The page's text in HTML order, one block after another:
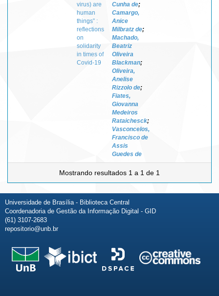
virus) are
human
things” :
reflections
on
solidarity
in times of
Covid-19
Cunha de;
Camargo,
Anice
Milbratz de;
Machado,
Beatriz
Oliveira
Blackman;
Oliveira,
Anelise
Rizzolo de;
Fiates,
Giovanna
Medeiros
Rataichesck;
Vasconcelos,
Francisco de
Assis
Guedes de
Mostrando resultados 1 a 1 de 1
Universidade de Brasília - Biblioteca Central
Coordenadoria de Gestão da Informação Digital - GID
(61) 3107-2683
repositorio@unb.br